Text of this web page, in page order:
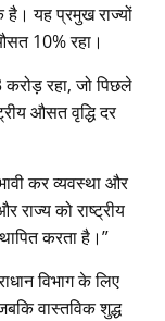
है। यह प्रमुख राज्यों
10% रहा।
रहा, जो पिछले
औसत वृद्धि दर
कर व्यवस्था और
राज्य को राष्ट्रीय
करता है।”
विभाग के लिए
वास्तविक शुद्ध